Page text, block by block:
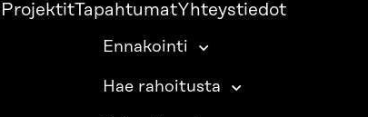
ProjektitTapahtumatYhteystiedot
Ennakointi
Hae rahoitusta